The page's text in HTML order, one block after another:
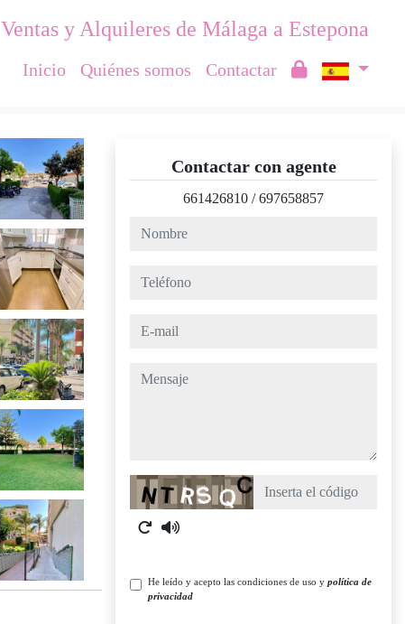
Ventas y Alquileres de Málaga a Estepona
Inicio Quiénes somos Contactar
Contactar con agente
661426810 /697658857
nombre
teléfono
e-mail
mensaje
Captcha
He leído y acepto las condiciones de uso y política de
privacidad